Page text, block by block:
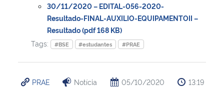
30/11/2020 – EDITAL-056-2020-
Resultado-FINAL-AUXILIO-EQUIPAMENTOII –
Resultado (pdf 168 KB)
Tags:
#BSE #estudantes #PRAE
PRAE Notícia 05/10/2020 13:19